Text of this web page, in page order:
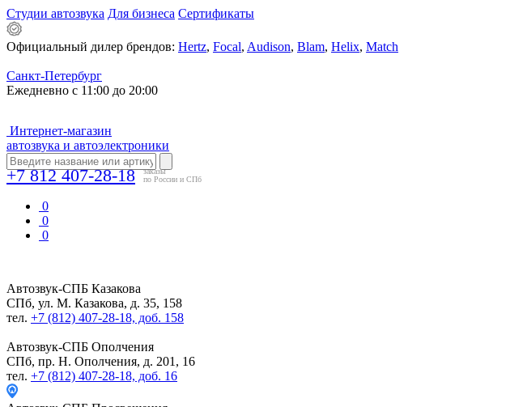
Студии автозвука Для бизнеса Сертификаты
Официальный дилер брендов: Hertz, Focal, Audison, Blam, Helix, Match
Санкт-Петербург
Ежедневно с 11:00 до 20:00
Интернет-магазин
автозвука и автоэлектроники
+7 812 407-28-18
заказы
по России и СПб
0
0
0
Автозвук-СПБ Казакова
СПб, ул. М. Казакова, д. 35, 158
тел. +7 (812) 407-28-18, доб. 158
Автозвук-СПБ Ополчения
СПб, пр. Н. Ополчения, д. 201, 16
тел. +7 (812) 407-28-18, доб. 16